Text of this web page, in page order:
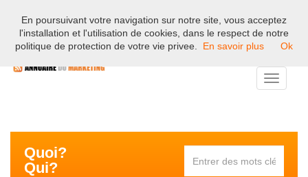
Bienvenue sur l'annuaire professionnel du marketing et de la
communication en France.
Toggle
Quoi?
Qui?
En poursuivant votre navigation sur notre site, vous acceptez
l'installation et l'utilisation de cookies, dans le respect de notre
politique de protection de votre vie privee.
En savoir plus Ok